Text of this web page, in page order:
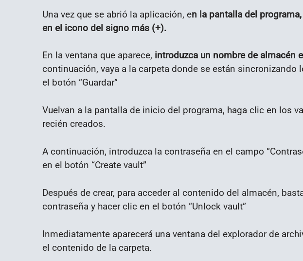
Una vez que se abrió la aplicación, en la pantalla del
en el icono del signo más (+).
En la ventana que aparece, introduzca un nombre de almacén
continuación, vaya a la carpeta donde se están sincronizando
el botón “Guardar”
Vuelvan a la pantalla de inicio del programa, haga clic en los
recién creados.
A continuación, introduzca la contraseña en el campo
en el botón “Create vault”
Después de crear, para acceder al contenido del almacén,
contraseña y hacer clic en el botón “Unlock vault”
Inmediatamente aparecerá una ventana del explorador de
el contenido de la carpeta.